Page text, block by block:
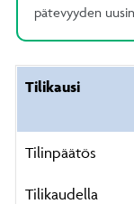
pätevyyden
Tilikausi
Tilinpäätös
Tilikaudella